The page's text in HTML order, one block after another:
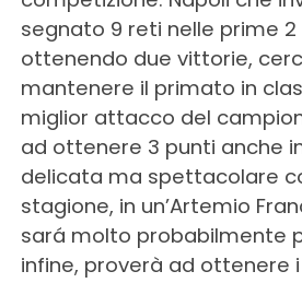
segnato 9 reti nelle prime
ottenendo due vittorie,
mantenere il primato in
miglior attacco del
ad ottenere 3 punti anche
delicata ma spettacolare
stagione, in un’Artemio
sará molto probabilmente
infine, proverà ad ottenere